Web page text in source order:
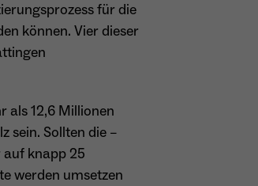
für die
können. Vier dieser
als 12,6 Millionen
sein. Sollten die –
knapp 25
werden umsetzen